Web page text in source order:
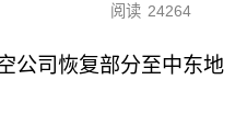
阅读 24264
公司恢复部分至中东地